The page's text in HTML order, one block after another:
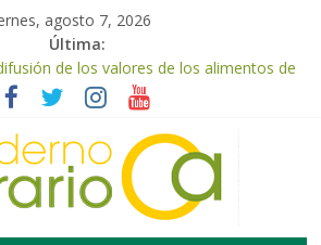
agosto 7, 2026
Última:
de los valores de los alimentos de
de hostelería
de una vendimia marcada por el
que obligará a muchos viticultores a
Pesca y Alimentación impulsa un
del ibérico para reforzar la
del sector